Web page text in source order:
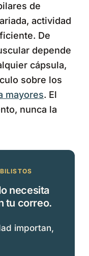
de
actividad
De
depende
cápsula,
sobre los
mayores. El
nunca la
necesita
tu correo.
importan,